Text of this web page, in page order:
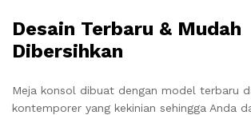
Desain Terbaru & Mudah
Dibersihkan
Meja konsol dibuat dengan model terbaru
kontemporer yang kekinian sehingga Anda